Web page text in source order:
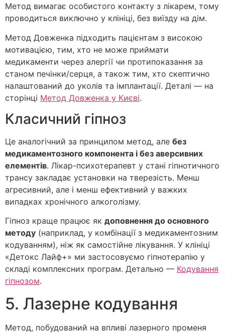
Метод вимагає особистого контакту з лікарем, тому
проводиться виключно у клініці, без виїзду на дім.
Метод Довженка підходить пацієнтам з високою
мотивацією, тим, хто не може приймати
медикаменти через алергії чи протипоказання за
станом печінки/серця, а також тим, хто скептично
налаштований до уколів та імплантації. Деталі — на
сторінці Метод Довженка у Києві.
Класичний гіпноз
Це аналогічний за принципом метод, але без
медикаментозного компонента і без аверсивних
елементів. Лікар-психотерапевт у стані гіпнотичного
трансу закладає установки на тверезість. Менш
агресивний, але і менш ефективний у важких
випадках хронічного алкоголізму.
Гіпноз краще працює як доповнення до основного
методу (наприклад, у комбінації з медикаментозним
кодуванням), ніж як самостійне лікування. У клініці
«Детокс Лайф+» ми застосовуємо гіпнотерапію у
складі комплексних програм. Детально — Кодування
гіпнозом.
5. Лазерне кодування
Метод, побудований на впливі лазерного променя